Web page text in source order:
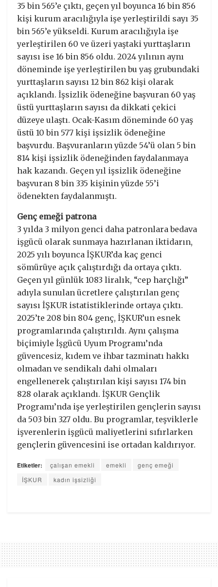
35 bin 565’e çıktı, geçen yıl boyunca 16 bin 856
kişi kurum aracılığıyla işe yerleştirildi sayı 35
bin 565’e yükseldi. Kurum aracılığıyla işe
yerleştirilen 60 ve üzeri yaştaki yurttaşların
sayısı ise 16 bin 856 oldu. 2024 yılının aynı
döneminde işe yerleştirilen bu yaş grubundaki
yurttaşların sayısı 12 bin 862 kişi olarak
açıklandı. İşsizlik ödeneğine başvuran 60 yaş
üstü yurttaşların sayısı da dikkati çekici
düzeye ulaştı. Ocak-Kasım döneminde 60 yaş
üstü 10 bin 577 kişi işsizlik ödeneğine
başvurdu. Başvuranların yüzde 54’ü olan 5 bin
814 kişi işsizlik ödeneğinden faydalanmaya
hak kazandı. Geçen yıl işsizlik ödeneğine
başvuran 8 bin 335 kişinin yüzde 55’i
ödenekten faydalanmıştı.
Genç emeği patrona
3 yılda 3 milyon genci daha patronlara bedava
işgücü olarak sunmaya hazırlanan iktidarın,
2025 yılı boyunca İŞKUR’da kaç genci
sömürüye açık çalıştırdığı da ortaya çıktı.
Geçen yıl günlük 1083 liralık, “cep harçlığı”
adıyla sunulan ücretlere çalıştırılan genç
sayısı İŞKUR istatistiklerinde ortaya çıktı.
2025’te 208 bin 804 genç, İŞKUR’un esnek
programlarında çalıştırıldı. Aynı çalışma
biçimiyle İşgücü Uyum Programı’nda
güvencesiz, kıdem ve ihbar tazminatı hakkı
olmadan ve sendikalı dahi olmaları
engellenerek çalıştırılan kişi sayısı 174 bin
828 olarak açıklandı. İŞKUR Gençlik
Programı’nda işe yerleştirilen gençlerin sayısı
da 503 bin 327 oldu. Bu programlar, teşviklerle
işverenlerin işgücü maliyetlerini sıfırlarken
gençlerin güvencesini ise ortadan kaldırıyor.
Etiketler: çalışan emekli emekli
genç emeği
İŞKUR
kadın işsizliği